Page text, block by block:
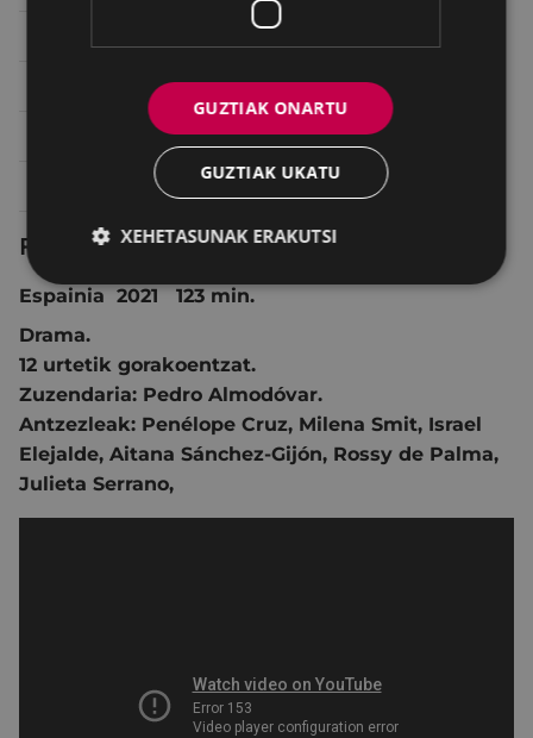
17:00 SALA 1 ARETOA
20:00 TEATRO - ANTZOKIA
Astelehena 18 20:30 TEATRO - ANTZOKIA
Fitxa teknikoa
Espainia 2021 123 min.
Drama.
12 urtetik gorakoentzat.
Zuzendaria: Pedro Almodóvar.
Antzezleak: Penélope Cruz, Milena Smit, Israel
Elejalde, Aitana Sánchez-Gijón, Rossy de Palma,
Julieta Serrano,
GUZTIAK ONARTU
GUZTIAK UKATU
XEHETASUNAK ERAKUTSI